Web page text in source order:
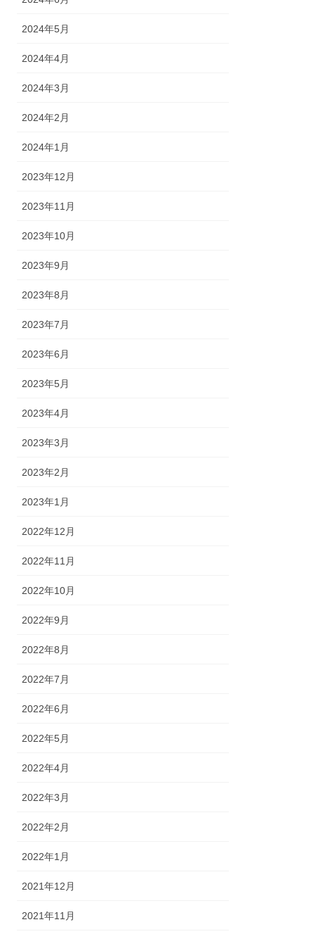
2024年5月
2024年4月
2024年3月
2024年2月
2024年1月
2023年12月
2023年11月
2023年10月
2023年9月
2023年8月
2023年7月
2023年6月
2023年5月
2023年4月
2023年3月
2023年2月
2023年1月
2022年12月
2022年11月
2022年10月
2022年9月
2022年8月
2022年7月
2022年6月
2022年5月
2022年4月
2022年3月
2022年2月
2022年1月
2021年12月
2021年11月